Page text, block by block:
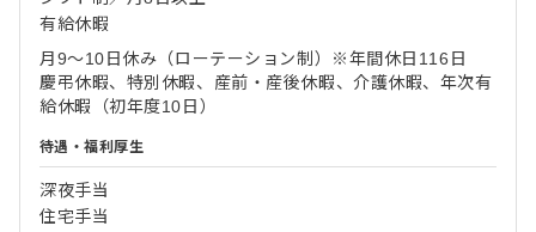
有給休暇
月9～10日休み（ローテーション制）※年間休日116日
慶弔休暇、特別休暇、産前・産後休暇、介護休暇、年次有
給休暇（初年度10日）
待遇・福利厚生
深夜手当
住宅手当